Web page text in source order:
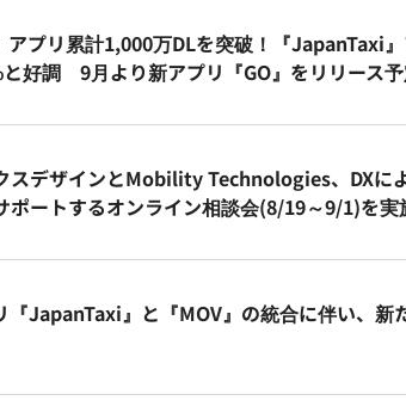
アプリ累計1,000万DLを突破！『JapanTaxi
好調 9月より新アプリ『GO』をリリース
スデザインとMobility Technologies、DXに
ポートするオンライン相談会(8/19～9/1)を実
『JapanTaxi』と『MOV』の統合に伴い、新